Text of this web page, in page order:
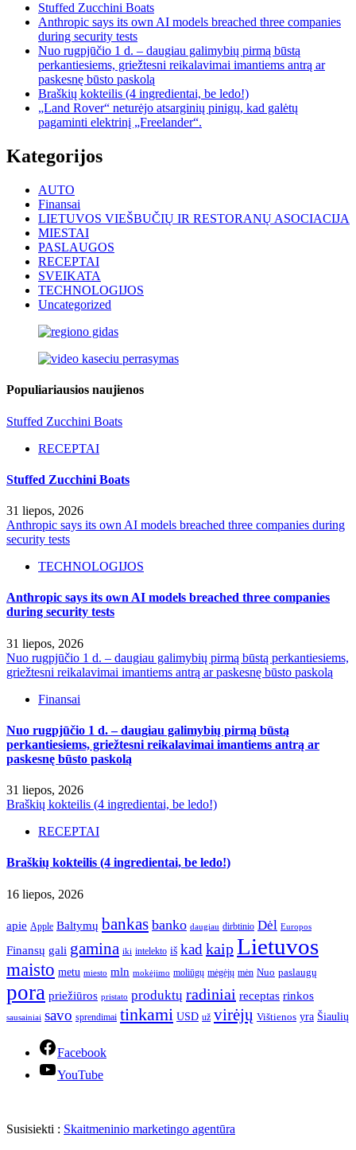
Stuffed Zucchini Boats
Anthropic says its own AI models breached three companies
during security tests
Nuo rugpjūčio 1 d. – daugiau galimybių pirmą būstą
perkantiesiems, griežtesni reikalavimai imantiems antrą ar
paskesnę būsto paskolą
Braškių kokteilis (4 ingredientai, be ledo!)
„Land Rover“ neturėjo atsarginių pinigų, kad galėtų
pagaminti elektrinį „Freelander“.
Kategorijos
AUTO
Finansai
LIETUVOS VIEŠBUČIŲ IR RESTORANŲ ASOCIACIJA
MIESTAI
PASLAUGOS
RECEPTAI
SVEIKATA
TECHNOLOGIJOS
Uncategorized
Populiariausios naujienos
Stuffed Zucchini Boats
RECEPTAI
Stuffed Zucchini Boats
31 liepos, 2026
Anthropic says its own AI models breached three companies during
security tests
TECHNOLOGIJOS
Anthropic says its own AI models breached three companies
during security tests
31 liepos, 2026
Nuo rugpjūčio 1 d. – daugiau galimybių pirmą būstą perkantiesiems,
griežtesni reikalavimai imantiems antrą ar paskesnę būsto paskolą
Finansai
Nuo rugpjūčio 1 d. – daugiau galimybių pirmą būstą
perkantiesiems, griežtesni reikalavimai imantiems antrą ar
paskesnę būsto paskolą
31 liepos, 2026
Braškių kokteilis (4 ingredientai, be ledo!)
RECEPTAI
Braškių kokteilis (4 ingredientai, be ledo!)
16 liepos, 2026
apie Apple Baltymų bankas banko daugiau dirbtinio Dėl Europos
Finansų gali gamina iki intelekto iš kad kaipLietuvos
maisto metu miesto mln mokėjimo moliūgų mėgėjų mėn Nuo paslaugų
pora priežiūros pristato produktų radiniai receptas rinkos
sausainiai savo sprendimai tinkami USD už virėjų Vištienos yra Šiaulių
Facebook
YouTube
Susisiekti : Skaitmeninio marketingo agentūra